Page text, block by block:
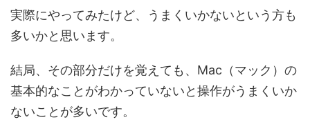
実際にやってみたけど、うまくいかないという方も
多いかと思います。
結局、その部分だけを覚えても、Mac（マック）の
基本的なことがわかっていないと操作がうまくいか
ないことが多いです。